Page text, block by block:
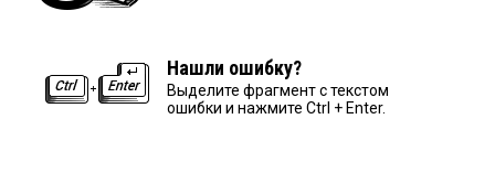
Нашли ошибку?
Выделите фрагмент с текстом
ошибки и нажмите Ctrl + Enter.